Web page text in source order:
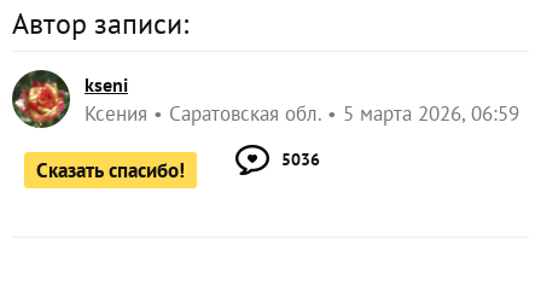
Автор записи:
kseni
Ксения Саратовская обл. 5 марта 2026, 06:59
Сказать спасибо! 5036